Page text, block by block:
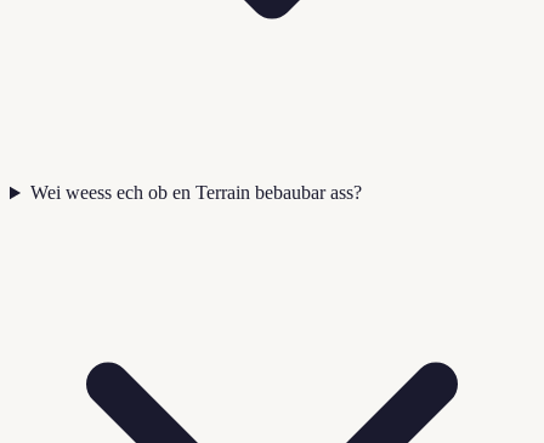
Wei weess ech ob en Terrain bebaubar ass?